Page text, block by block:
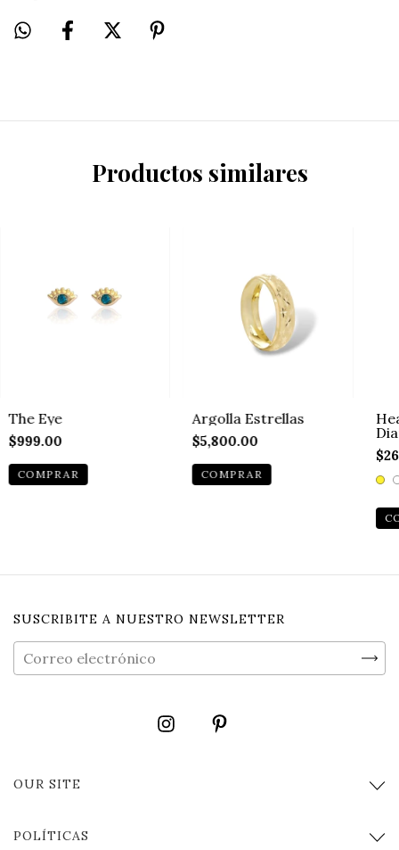
Productos similares
The Eye
$999.00
Argolla Estrellas
$5,800.00
COMPRAR
SUSCRIBITE A NUESTRO NEWSLETTER
OUR SITE
POLÍTICAS